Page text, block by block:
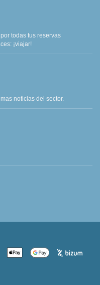
todas tus reservas
¡viajar!
noticias del sector.